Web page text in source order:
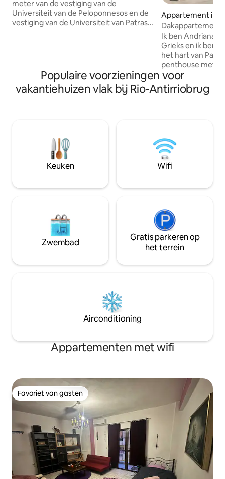
meter van de vestiging van de
Universiteit van de Peloponnesos en de
vestiging van de Universiteit van Patras
semi-kelder voor onze gasten
gecreëerd. Het is gelegen nabij afrit 3
van Patras Perimeter en nabij het
Appartement in
Dakappartement
Ik ben Andriana,
Grieks en ik ben
het hart van
penthouse met 2
zich in een
mijn Griekse
gebouw herbergt
op zee. Terwijl slechts een steenworp
afstand van alle
bars het
ruimte.
Populaire voorzieningen voor
vakantiehuizen vlak bij Rio-Antirriobrug
Keuken Wifi
Zwembad
Gratis parkeren op
het terrein
Airconditioning
Appartementen met wifi
Favoriet van gasten
Favoriet van gasten